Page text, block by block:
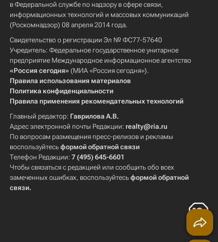
в Федеральной службе по надзору в сфере связи,
информационных технологий и массовых коммуникаций
(Роскомнадзор) 08 апреля 2014 года.
Свидетельство о регистрации Эл № ФС77-57640
Учредитель: Федеральное государственное унитарное
предприятие Международное информационное агентство
«Россия сегодня» (МИА «Россия сегодня»).
Правила использования материалов
Политика конфиденциальности
Правила применения рекомендательных технологий
Главный редактор: Гаврилова А.В.
Адрес электронной почты Редакции: realty@ria.ru
По вопросам размещения пресс-релизов и рекламы
воспользуйтесьформой обратной связи
Телефон Редакции: 7 (495) 645-6601
Чтобы связаться с редакцией или сообщить обо всех
замеченных ошибках, воспользуйтесьформой обратной
связи.